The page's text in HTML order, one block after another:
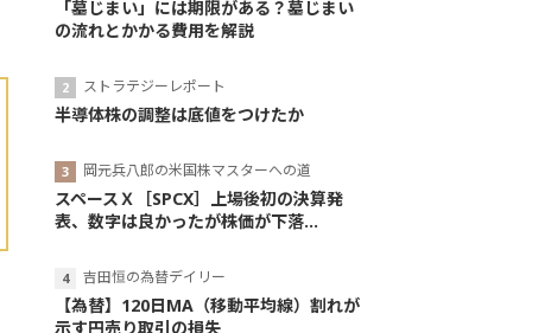
「墓じまい」には期限がある？墓じまい
の流れとかかる費用を解説
ストラテジーレポート
半導体株の調整は底値をつけたか
岡元兵八郎の米国株マスターへの道
スペースＸ［SPCX］上場後初の決算発
表、数字は良かったが株価が下落...
吉田恒の為替デイリー
【為替】120日MA（移動平均線）割れが
示す円売り取引の損失